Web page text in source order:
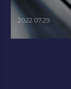
2022.07.29.